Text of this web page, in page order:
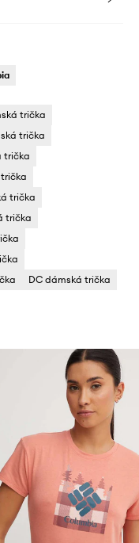
trička
trička
trička
trička
trička
DC dámská trička